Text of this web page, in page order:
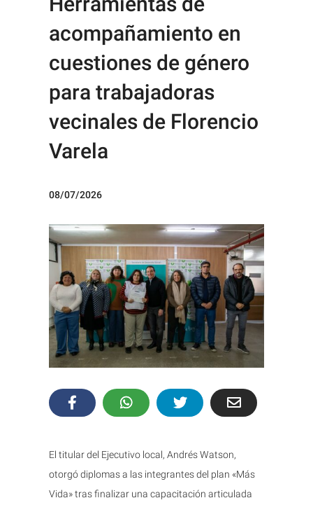
acompañamiento en
cuestiones de género
para trabajadoras
vecinales de Florencio
Varela
08/07/2026
El titular del Ejecutivo local, Andrés Watson,
otorgó diplomas a las integrantes del plan «Más
Vida» tras finalizar una capacitación articulada